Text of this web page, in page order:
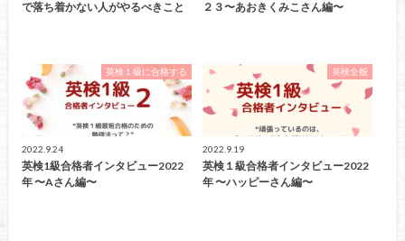
で落ち着かない人がやるべきこと ２３〜あおきくみこさん編〜
英検１級に合格する
2022.9.24
英検1級合格者インタビュー2022
年 〜Aさん編〜
英検全般
2022.9.19
英検１級合格者インタビュー2022
年 〜ハッピーさん編〜